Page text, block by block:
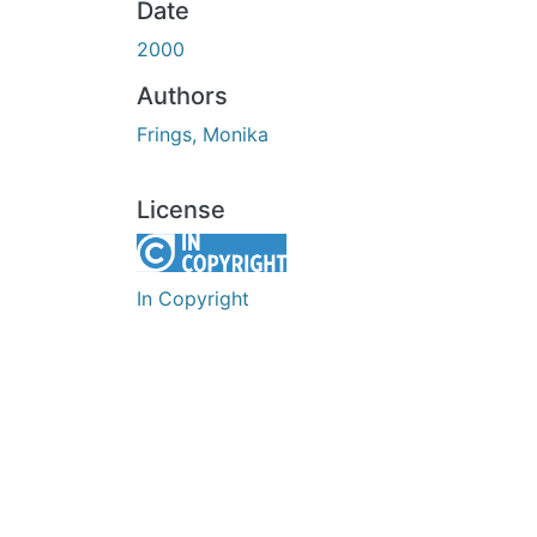
Date
2000
Authors
Frings, Monika
License
In Copyright